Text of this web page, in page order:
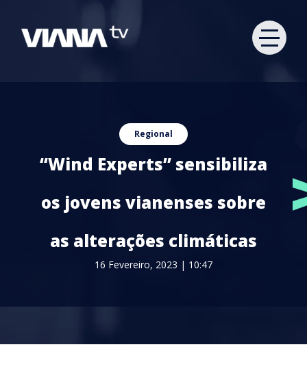
Regional
“Wind Experts” sensibiliza
os jovens vianenses sobre
as alterações climáticas
16 Fevereiro, 2023 | 10:47